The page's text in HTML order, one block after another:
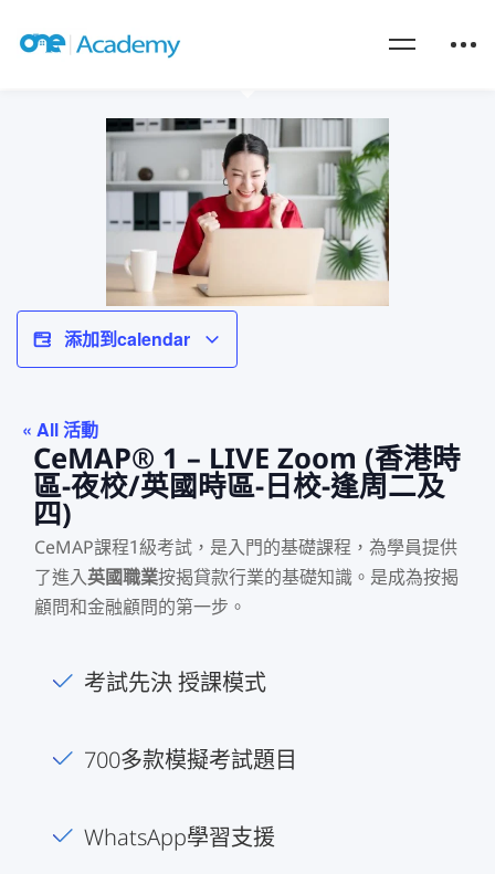
添加到calendar
« All 活動
CeMAP® 1 – LIVE Zoom (香港時
區-夜校/英國時區-日校-逢周二及
四)
CeMAP課程1級考試，是入門的基礎課程，為學員提供
了進入英國職業按揭貸款行業的基礎知識。是成為按揭
顧問和金融顧問的第一步。
考試先決 授課模式
700多款模擬考試題目
WhatsApp學習支援